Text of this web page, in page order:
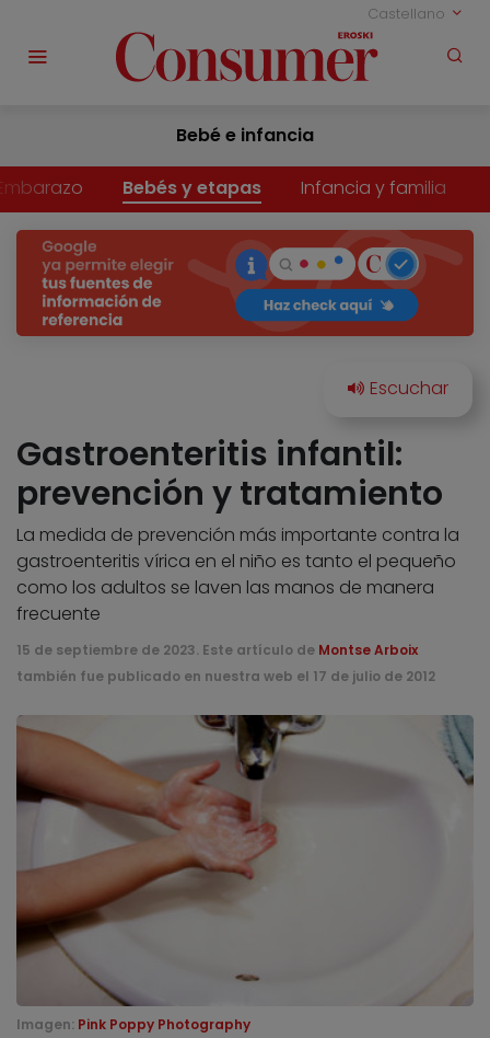
Castellano
Bebé e infancia
Bebés y etapas Infancia y familia
Gastroenteritis infantil:
prevención y tratamiento
La medida de prevención más importante contra la
gastroenteritis vírica en el niño es tanto el pequeño
como los adultos se laven las manos de manera
frecuente
15 de septiembre de 2023. Este artículo de Montse Arboix
también fue publicado en nuestra web el 17 de julio de 2012
Imagen: Pink Poppy Photography